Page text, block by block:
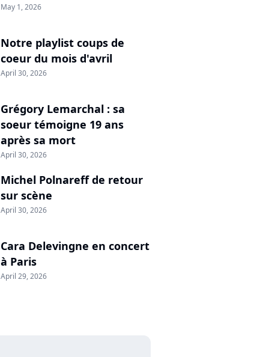
May 1, 2026
Notre playlist coups de
coeur du mois d'avril
April 30, 2026
Grégory Lemarchal : sa
soeur témoigne 19 ans
après sa mort
April 30, 2026
Michel Polnareff de retour
sur scène
April 30, 2026
Cara Delevingne en concert
à Paris
April 29, 2026